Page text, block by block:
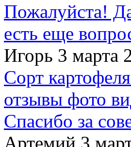
Пожалуйста!
есть еще
Игорь 3 марта
Сорт
отзывы фото
Спасибо за
Артемий 3